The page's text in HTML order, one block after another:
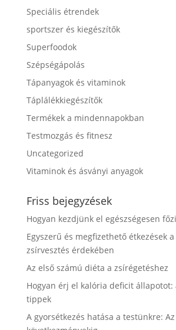
Speciális étrendek
sportszer és kiegészítők
Superfoodok
Szépségápolás
Tápanyagok és vitaminok
Táplálékkiegészítők
Termékek a mindennapokban
Testmozgás és fitnesz
Uncategorized
Vitaminok és ásványi anyagok
Friss bejegyzések
Hogyan kezdjünk el egészségesen
Egyszerű és megfizethető étkezések
zsírvesztés érdekében
Az első számú diéta a zsírégetéshez
Hogyan érj el kalória deficit állapotot:
tippek
A gyorsétkezés hatása a testünkre: